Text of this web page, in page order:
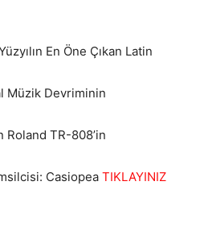
En Öne Çıkan Latin
Müzik Devriminin
Roland TR-808’in
Casiopea TIKLAYINIZ